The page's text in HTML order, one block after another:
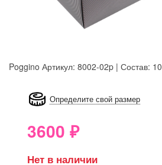
Poggino Артикул: 8002-02p | Состав:
Определите свой размер
3600 ₽
Нет в наличии